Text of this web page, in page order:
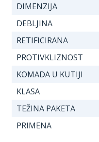
DIMENZIJA
DEBLJINA
RETIFICIRANA
PROTIVKLIZNOST
KOMADA U KUTIJI
KLASA
TEŽINA PAKETA
PRIMENA